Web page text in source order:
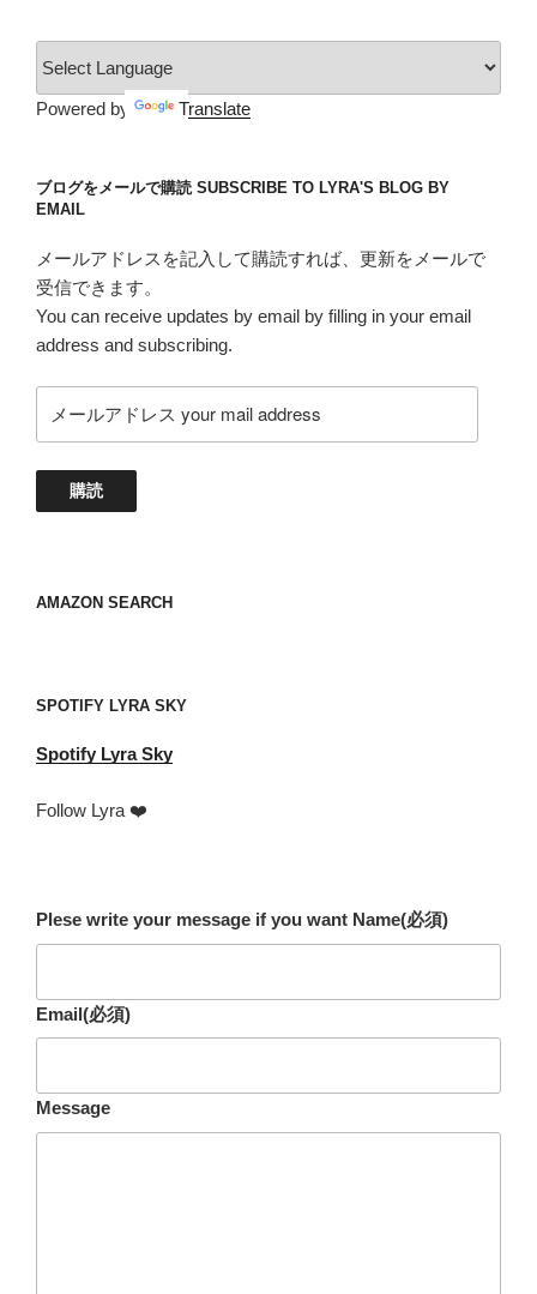
ー
Powered by Translate
ブログをメールで購読 SUBSCRIBE TO LYRA'S BLOG BY
EMAIL
メールアドレスを記入して購読すれば、更新をメールで
受信できます。
You can receive updates by email by filling in your email
address and subscribing.
ー
ド
your
購読
AMAZON SEARCH
SPOTIFY LYRA SKY
Spotify Lyra Sky
Follow Lyra ❤️
Plese write your message if you want Name(必須)
Email(必須)
Message